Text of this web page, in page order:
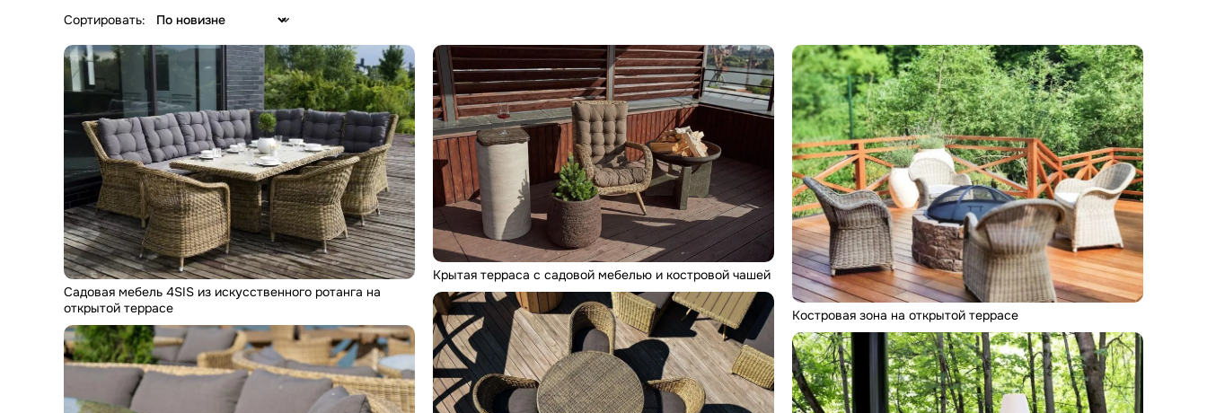
Сортировать:
Садовая мебель 4SIS из искусственного ротанга на
открытой террасе
Крытая терраса с садовой мебелью и костровой чашей
Костровая зона на открытой террасе